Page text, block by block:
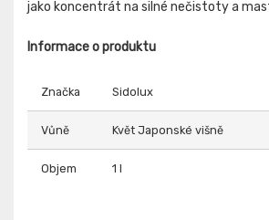
jako koncentrát na silné nečistoty a
Informace o produktu
Značka Sidolux
Vůně Květ Japonské višně
Objem 1 l